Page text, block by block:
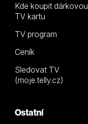
Kde koupit dárkovou
TV kartu
TV program
Ceník
Sledovat TV
(moje.telly.cz)
Ostatní